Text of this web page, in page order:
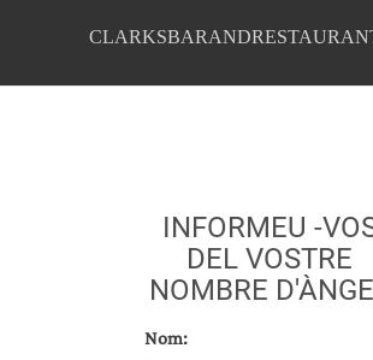
INFORMEU -
DEL VOSTRE
NOMBRE
Nom: